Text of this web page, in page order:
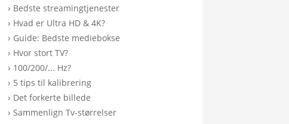
› Bedste streamingtjenester
› Hvad er Ultra HD & 4K?
› Guide: Bedste mediebokse
› Hvor stort TV?
› 100/200/... Hz?
› 5 tips til kalibrering
› Det forkerte billede
›Sammenlign Tv-størrelser